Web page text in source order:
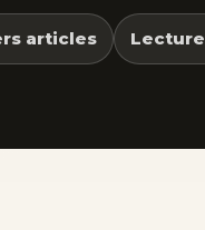
articles